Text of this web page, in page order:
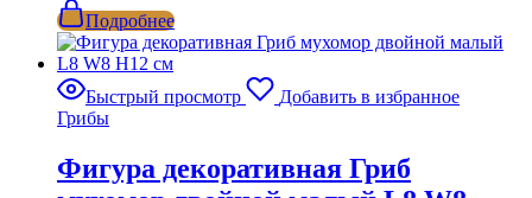
Подробнее
Быстрый просмотр
Добавить в избранное
Грибы
Фигура декоративная Гриб